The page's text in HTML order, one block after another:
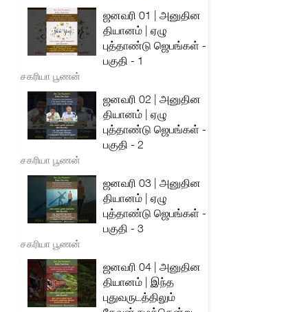
ஜனவரி 01 | அனுதின
தியானம் | ஏழு
புத்தாண்டு ஜெபங்கள் -
பகுதி - 1
சகரியா பூணன்
ஜனவரி 02 | அனுதின
தியானம் | ஏழு
புத்தாண்டு ஜெபங்கள் -
பகுதி - 2
சகரியா பூணன்
ஜனவரி 03 | அனுதின
தியானம் | ஏழு
புத்தாண்டு ஜெபங்கள் -
பகுதி - 3
சகரியா பூணன்
ஜனவரி 04 | அனுதின
தியானம் | இந்த
புதுவருடத்திலும்